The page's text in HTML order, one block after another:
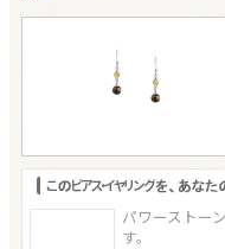
パワーストー
す。